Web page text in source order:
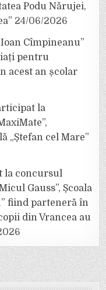
Podu Nărujei,
24/06/2026
Cîmpineanu”
pentru
acest an școlar
la
„Ștefan cel Mare”
la concursul
Gauss”, Școala
fiind parteneră în
din Vrancea au